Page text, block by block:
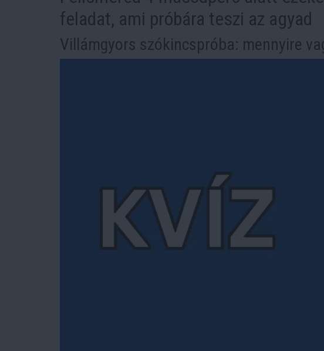
feladat, ami próbára teszi az agyad
Villámgyors szókincspróba: mennyire